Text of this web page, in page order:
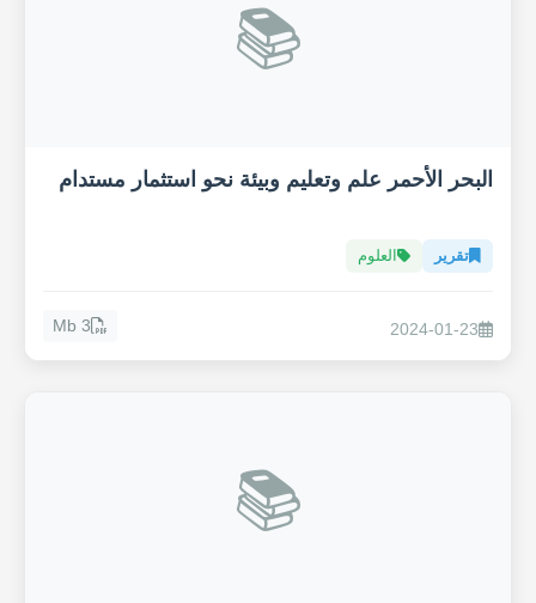
📚
البحر الأحمر علم وتعليم وبيئة نحو استثمار مستدام
تقرير العلوم
2024-01-23
3 Mb
📚